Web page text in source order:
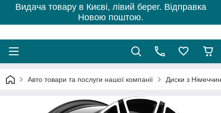
Видача товару в Києві, лівий берег. Відправка
Новою поштою.
Авто товари та послуги нашої компанії Диски з